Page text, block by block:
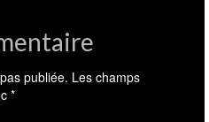
publiée. Les champs
*